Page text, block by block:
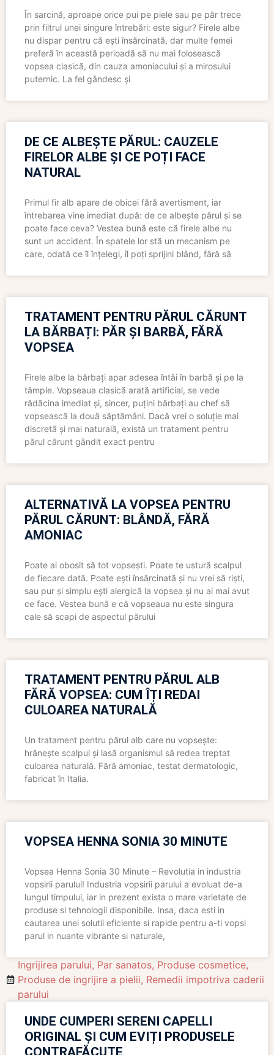
În sarcină, aproape orice pui pe piele sau pe păr trece
prin filtrul unei singure întrebări: este sigur? Firele albe
nu dispar pentru că ești însărcinată, dar multe femei
preferă în această perioadă să nu mai folosească
vopsea clasică, din cauza amoniacului și a mirosului
puternic. La fel gândesc și
DE CE ALBEȘTE PĂRUL: CAUZELE
FIRELOR ALBE ȘI CE POȚI FACE
NATURAL
Primul fir alb apare de obicei fără avertisment, iar
întrebarea vine imediat după: de ce albește părul și se
poate face ceva? Vestea bună este că firele albe nu
sunt un accident. În spatele lor stă un mecanism pe
care, odată ce îl înțelegi, îl poți sprijini blând, fără să
TRATAMENT PENTRU PĂRUL CĂRUNT
LA BĂRBAȚI: PĂR ȘI BARBĂ, FĂRĂ
VOPSEA
Firele albe la bărbați apar adesea întâi în barbă și pe la
tâmple. Vopseaua clasică arată artificial, se vede
rădăcina imediat și, sincer, puțini bărbați au chef să
vopsească la două săptămâni. Dacă vrei o soluție mai
discretă și mai naturală, există un tratament pentru
părul cărunt gândit exact pentru
ALTERNATIVĂ LA VOPSEA PENTRU
PĂRUL CĂRUNT: BLÂNDĂ, FĂRĂ
AMONIAC
Poate ai obosit să tot vopsești. Poate te ustură scalpul
de fiecare dată. Poate ești însărcinată și nu vrei să riști,
sau pur și simplu ești alergică la vopsea și nu ai mai avut
ce face. Vestea bună e că vopseaua nu este singura
cale să scapi de aspectul părului
TRATAMENT PENTRU PĂRUL ALB
FĂRĂ VOPSEA: CUM ÎȚI REDAI
CULOAREA NATURALĂ
Un tratament pentru părul alb care nu vopsește:
hrănește scalpul și lasă organismul să redea treptat
culoarea naturală. Fără amoniac, testat dermatologic,
fabricat în Italia.
VOPSEA HENNA SONIA 30 MINUTE
Vopsea Henna Sonia 30 Minute – Revolutia in industria
vopsirii parului! Industria vopsirii parului a evoluat de-a
lungul timpului, iar in prezent exista o mare varietate de
produse si tehnologii disponibile. Insa, daca esti in
cautarea unei solutii eficiente si rapide pentru a-ti vopsi
parul in nuante vibrante si naturale,
Ingrijirea parului, Par sanatos, Produse cosmetice,
Produse de ingrijire a pielii, Remedii impotriva caderii
parului
UNDE CUMPERI SERENI CAPELLI
ORIGINAL ȘI CUM EVIȚI PRODUSELE
CONTRAFĂCUTE